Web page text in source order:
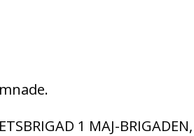
1 MAJ-BRIGADEN,